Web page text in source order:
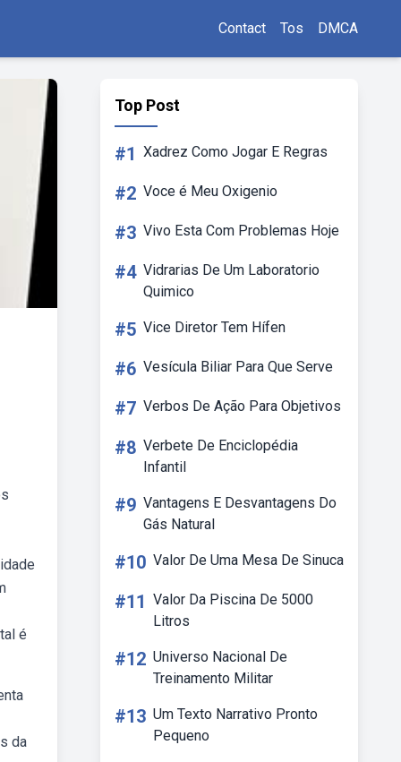
Contact Tos DMCA
é
da
Top Post
#1 Xadrez Como Jogar E Regras
#2 Voce é Meu Oxigenio
#3 Vivo Esta Com Problemas Hoje
#4 Vidrarias De Um Laboratorio
Quimico
#5 Vice Diretor Tem Hífen
#6 Vesícula Biliar Para Que Serve
#7 Verbos De Ação Para Objetivos
#8 Verbete De Enciclopédia
Infantil
#9 Vantagens E Desvantagens Do
Gás Natural
#10 Valor De Uma Mesa De Sinuca
#11 Valor Da Piscina De 5000
Litros
#12 Universo Nacional De
Treinamento Militar
#13 Um Texto Narrativo Pronto
Pequeno